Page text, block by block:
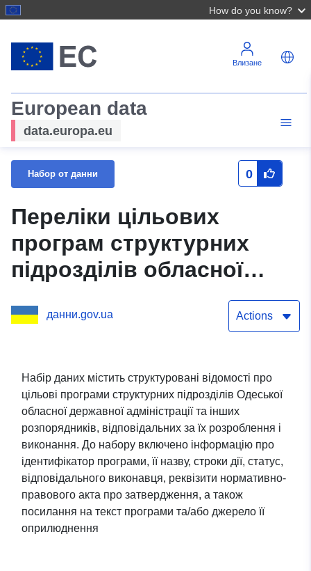
How do you know?
Влизане
European data
data.europa.eu
Набор от данни 0
Переліки цільових
програм структурних
підрозділів обласної
державної адміністрації
данни.gov.ua Actions
Набір даних містить структуровані відомості про
цільові програми структурних підрозділів Одеської
обласної державної адміністрації та інших
розпорядників, відповідальних за їх розроблення і
виконання. До набору включено інформацію про
ідентифікатор програми, її назву, строки дії, статус,
відповідального виконавця, реквізити нормативно-
правового акта про затвердження, а також
посилання на текст програми та/або джерело її
оприлюднення